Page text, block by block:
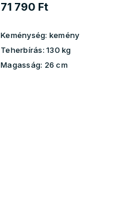
71 790 Ft
Keménység: kemény
Teherbírás: 130 kg
Magasság: 26 cm